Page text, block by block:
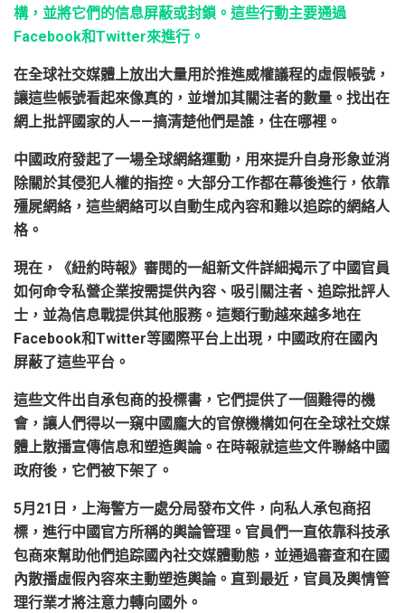
構，並將它們的信息屏蔽或封鎖。這些行動主要通過
Facebook和Twitter來進行。
在全球社交媒體上放出大量用於推進威權議程的虛假帳號，
讓這些帳號看起來像真的，並增加其關注者的數量。找出在
網上批評國家的人——搞清楚他們是誰，住在哪裡。
中國政府發起了一場全球網絡運動，用來提升自身形象並消
除關於其侵犯人權的指控。大部分工作都在幕後進行，依靠
殭屍網絡，這些網絡可以自動生成內容和難以追踪的網絡人
格。
現在，《紐約時報》審閱的一組新文件詳細揭示了中國官員
如何命令私營企業按需提供內容、吸引關注者、追踪批評人
士，並為信息戰提供其他服務。這類行動越來越多地在
Facebook和Twitter等國際平台上出現，中國政府在國內
屏蔽了這些平台。
這些文件出自承包商的投標書，它們提供了一個難得的機
會，讓人們得以一窺中國龐大的官僚機構如何在全球社交媒
體上散播宣傳信息和塑造輿論。在時報就這些文件聯絡中國
政府後，它們被下架了。
5月 21 日，上海警方一處分局發布文件，向私人承包商招
標，進行中國官方所稱的輿論管理。官員們一直依靠科技承
包商來幫助他們追踪國內社交媒體動態，並通過審查和在國
內散播虛假內容來主動塑造輿論。直到最近，官員及輿情管
理行業才將注意力轉向國外。